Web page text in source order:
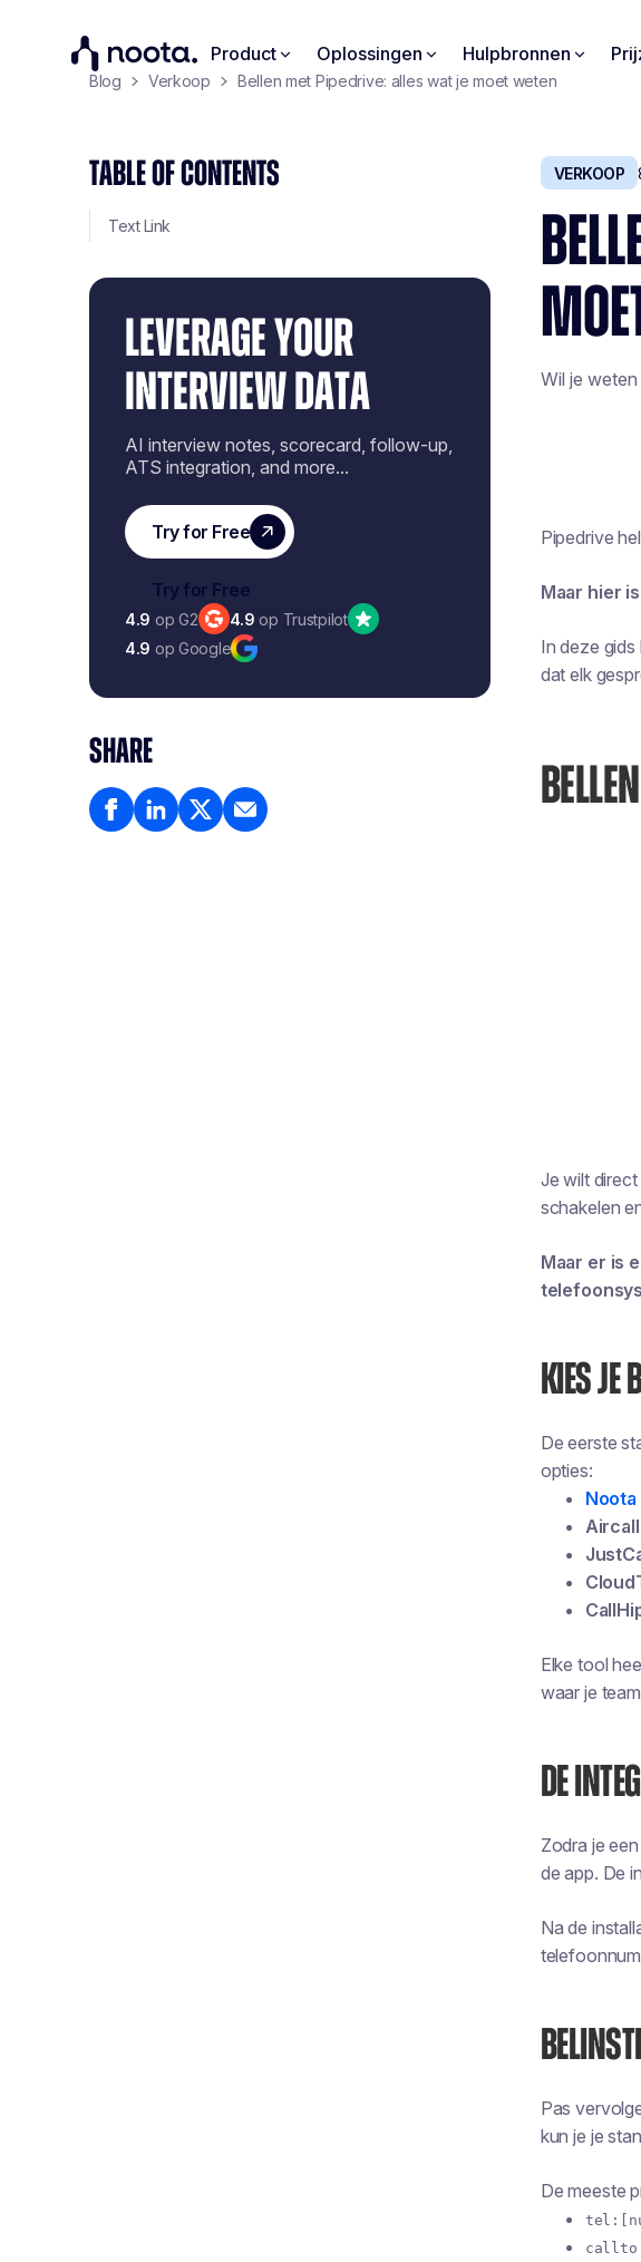
Product Oplossingen Hulpbronnen
Blog Verkoop Bellen met Pipedrive: alles wat je moet weten
TABLE OF CONTENTS
Text Link
LEVERAGE YOUR
INTERVIEW DATA
AI interview notes, scorecard, follow-up,
ATS integration, and more...
4.9 op G2 4.9 op Trustpilot
4.9 op Google
SHARE
VERKOOP
Wil je
Pipedrive
Maar hier
In deze
dat elk
Je wilt
schakelen
Maar er is
KIES JE
De eerste
opties:
Noota
Aircall
Elke tool
waar je
DE
Zodra je
de app. De
Na de
Pas
kun je je
De meeste